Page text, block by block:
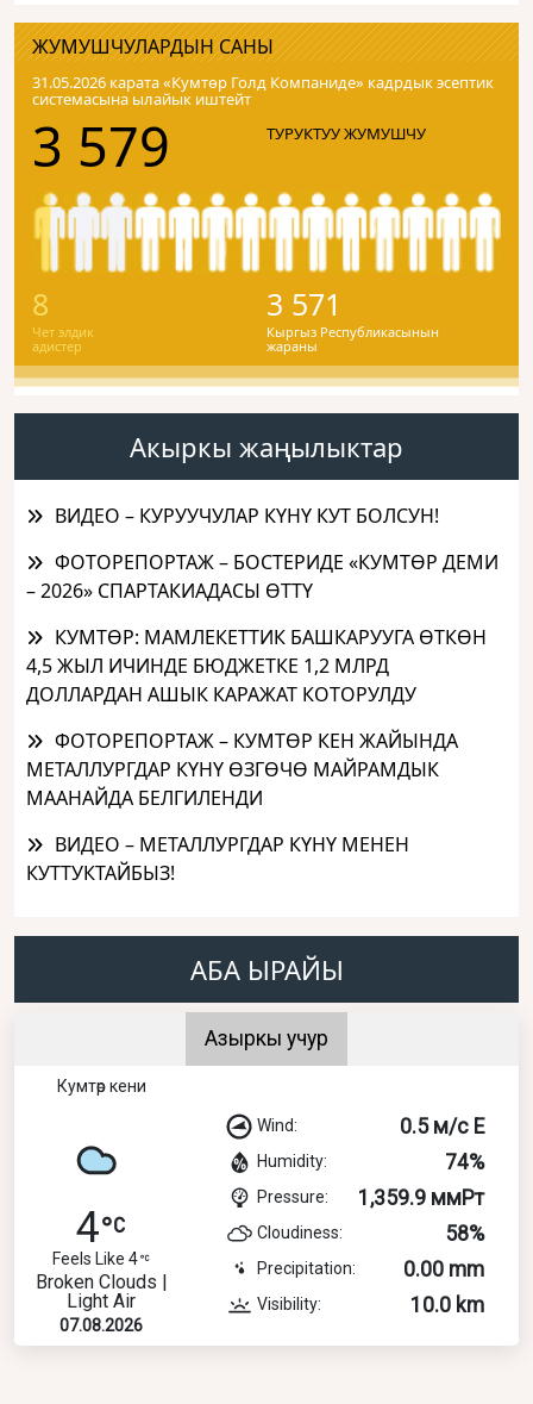
ЖУМУШЧУЛАРДЫН САНЫ
31.05.2026 карата «Кумтɵр Голд Компаниде» кадрдык эсептик
системасына ылайык иштейт
3 579 ТУРУКТУУ ЖУМУШЧУ
8
Чет элдик
адистер
3 571
Кыргыз Республикасынын
жараны
Акыркы жаңылыктар
ВИДЕО – КУРУУЧУЛАР КҮНҮ КУТ БОЛСУН!
ФОТОРЕПОРТАЖ – БОСТЕРИДЕ «КУМТӨР ДЕМИ
– 2026» СПАРТАКИАДАСЫ ӨТТҮ
КУМТӨР: МАМЛЕКЕТТИК БАШКАРУУГА ӨТКӨН
4,5 ЖЫЛ ИЧИНДЕ БЮДЖЕТКЕ 1,2 МЛРД
ДОЛЛАРДАН АШЫК КАРАЖАТ КОТОРУЛДУ
ФОТОРЕПОРТАЖ – КУМТӨР КЕН ЖАЙЫНДА
МЕТАЛЛУРГДАР КҮНҮ ӨЗГӨЧӨ МАЙРАМДЫК
МААНАЙДА БЕЛГИЛЕНДИ
ВИДЕО – МЕТАЛЛУРГДАР КҮНҮ МЕНЕН
КУТТУКТАЙБЫЗ!
АБА ЫРАЙЫ
Азыркы учур
Кумтөр кени
4
Feels Like 4
Broken Clouds |
Light Air
07.08.2026
Wind: 0.5 м/с E
Humidity: 74%
Pressure: 1,359.9 ммРт
Cloudiness: 58%
Precipitation: 0.00 mm
Visibility: 10.0 km